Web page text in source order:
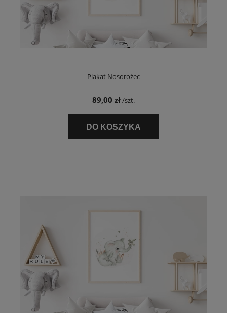
Plakat Nosorożec
89,00 zł/szt.
DO KOSZYKA